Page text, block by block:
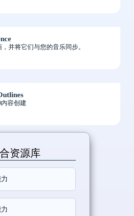
并将它们与您的音乐同步。
容创建
资源库